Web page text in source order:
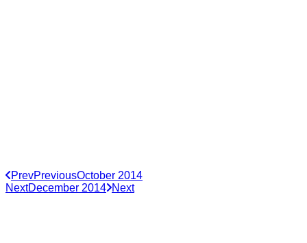
PrevPreviousOctober 2014
NextDecember 2014 Next